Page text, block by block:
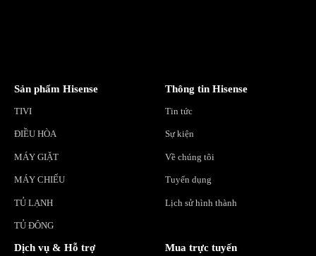
Sản phẩm Hisense
TIVI
ĐIỀU HÒA
MÁY GIẶT
MÁY CHIẾU
TỦ LẠNH
TỦ ĐÔNG
Thông tin Hisense
Tin tức
Sự kiện
Về chúng tôi
Tuyển dụng
Lịch sử hình thành
Dịch vụ & Hỗ trợ Mua trực tuyến